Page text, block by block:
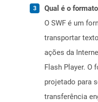
Qual é o
O SWF é um
transportar
ações da
Flash Player. O
projetado para
transferência